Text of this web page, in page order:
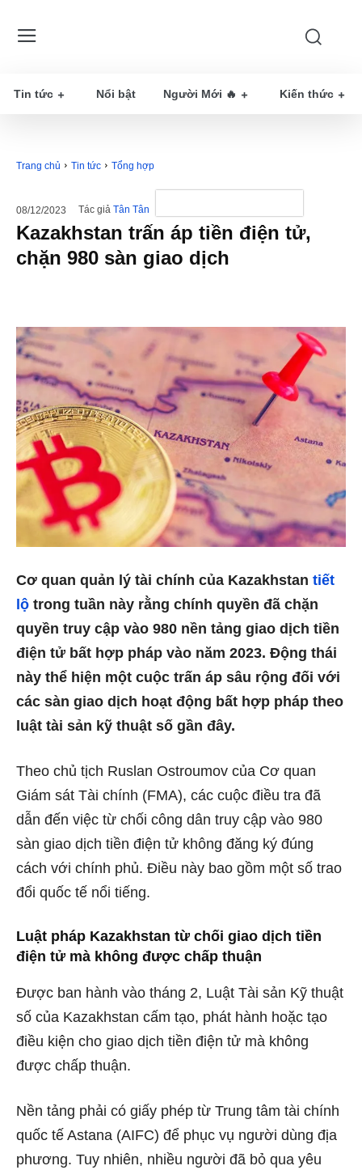
Tin tức Nổi bật Người Mới 🔥 Kiến thức
Trang chủ Tin tức Tổng hợp
08/12/2023 Tác giả Tân Tân
Kazakhstan trấn áp tiền điện tử,
chặn 980 sàn giao dịch
Cơ quan quản lý tài chính của Kazakhstan tiết
lộ trong tuần này rằng chính quyền đã chặn
quyền truy cập vào 980 nền tảng giao dịch tiền
điện tử bất hợp pháp vào năm 2023. Động thái
này thể hiện một cuộc trấn áp sâu rộng đối với
các sàn giao dịch hoạt động bất hợp pháp theo
luật tài sản kỹ thuật số gần đây.
Theo chủ tịch Ruslan Ostroumov của Cơ quan
Giám sát Tài chính (FMA), các cuộc điều tra đã
dẫn đến việc từ chối công dân truy cập vào 980
sàn giao dịch tiền điện tử không đăng ký đúng
cách với chính phủ. Điều này bao gồm một số trao
đổi quốc tế nổi tiếng.
Luật pháp Kazakhstan từ chối giao dịch tiền
điện tử mà không được chấp thuận
Được ban hành vào tháng 2, Luật Tài sản Kỹ thuật
số của Kazakhstan cấm tạo, phát hành hoặc tạo
điều kiện cho giao dịch tiền điện tử mà không
được chấp thuận.
Nền tảng phải có giấy phép từ Trung tâm tài chính
quốc tế Astana (AIFC) để phục vụ người dùng địa
phương. Tuy nhiên, nhiều người đã bỏ qua yêu